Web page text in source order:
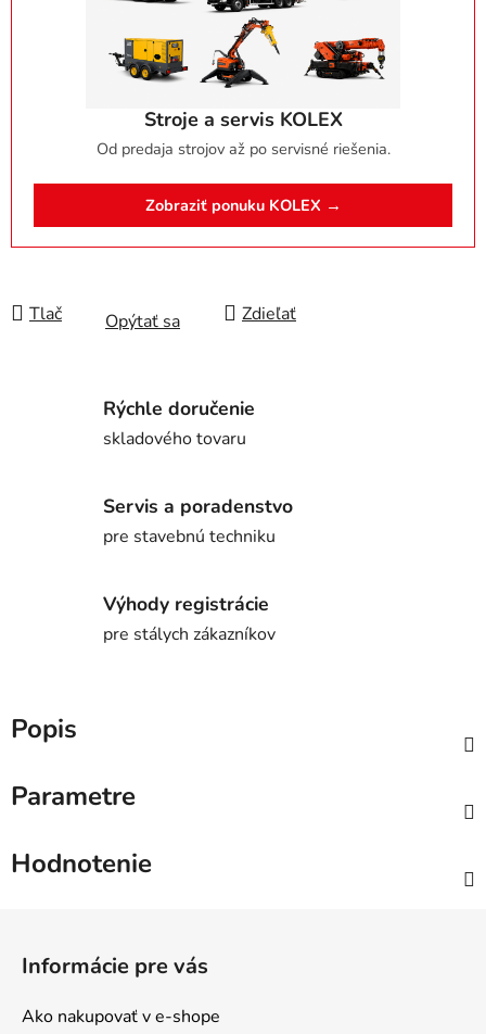
Stroje a servis KOLEX
Od predaja strojov až po servisné riešenia.
Zobraziť ponuku KOLEX →
Tlač Opýtať sa Zdieľať
Rýchle doručenie
skladového tovaru
Servis a poradenstvo
pre stavebnú techniku
Výhody registrácie
pre stálych zákazníkov
Popis
Parametre
Hodnotenie
Informácie pre vás
Ako nakupovať v e-shope